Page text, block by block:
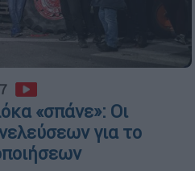
«σπάνε»: Οι
για το